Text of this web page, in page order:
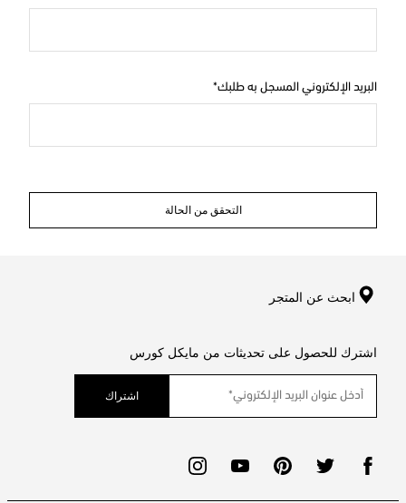
البريد الإلكتروني المسجل به طلبك
التحقق من الحالة
ابحث عن المتجر
اشترك للحصول على تحديثات من مايكل كورس
اشتراك